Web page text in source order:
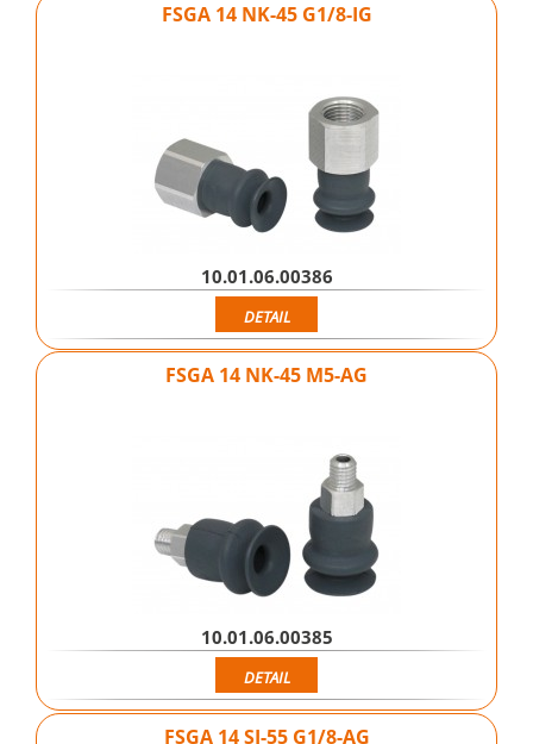
FSGA 14 NK-45 G1/8-IG
10.01.06.00386
DETAIL
FSGA 14 NK-45 M5-AG
10.01.06.00385
DETAIL
FSGA 14 SI-55 G1/8-AG